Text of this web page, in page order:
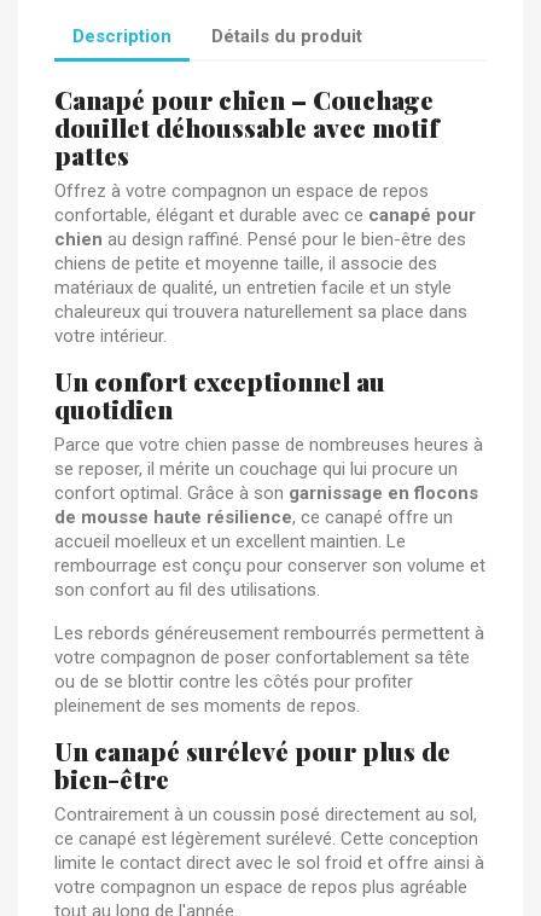
Description Détails du produit
Canapé pour chien – Couchage
douillet déhoussable avec motif
pattes
Offrez à votre compagnon un espace de repos
confortable, élégant et durable avec ce canapé pour
chien au design raffiné. Pensé pour le bien-être des
chiens de petite et moyenne taille, il associe des
matériaux de qualité, un entretien facile et un style
chaleureux qui trouvera naturellement sa place dans
votre intérieur.
Un confort exceptionnel au
quotidien
Parce que votre chien passe de nombreuses heures à
se reposer, il mérite un couchage qui lui procure un
confort optimal. Grâce à son garnissage en flocons
de mousse haute résilience, ce canapé offre un
accueil moelleux et un excellent maintien. Le
rembourrage est conçu pour conserver son volume et
son confort au fil des utilisations.
Les rebords généreusement rembourrés permettent à
votre compagnon de poser confortablement sa tête
ou de se blottir contre les côtés pour profiter
pleinement de ses moments de repos.
Un canapé surélevé pour plus de
bien-être
Contrairement à un coussin posé directement au sol,
ce canapé est légèrement surélevé. Cette conception
limite le contact direct avec le sol froid et offre ainsi à
votre compagnon un espace de repos plus agréable
tout au long de l'année.